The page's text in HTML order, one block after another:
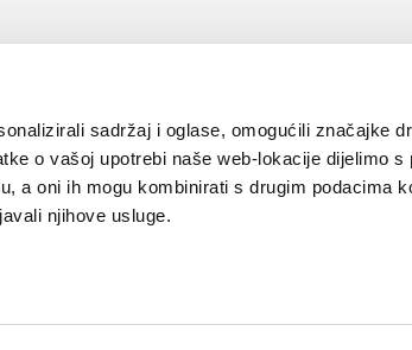
sadržaj i oglase, omogućili značajke
o vašoj upotrebi naše web-lokacije dijelimo s
a oni ih mogu kombinirati s drugim podacima
njihove usluge.
Važne pravne